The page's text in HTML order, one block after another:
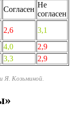
Согласен
Не
согласен
2,6
3,1
4,0
2,9
3,3 2,9
Я. Козьминой.